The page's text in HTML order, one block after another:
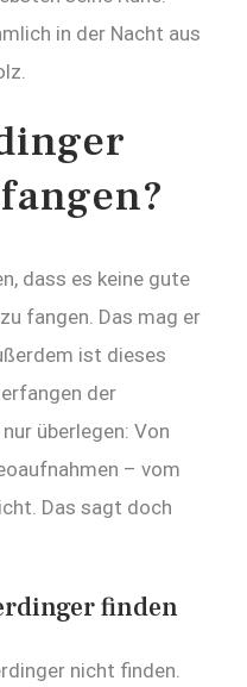
in der Nacht aus
dass es keine gute
fangen. Das mag er
ist dieses
der
überlegen: Von
– vom
Das sagt doch
finden
nicht finden.